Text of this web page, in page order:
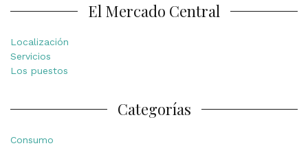
El Mercado Central
Localización
Servicios
Los puestos
Categorías
Consumo